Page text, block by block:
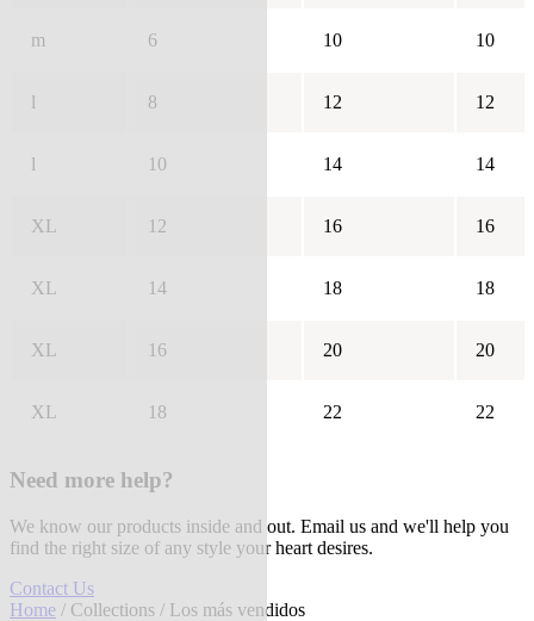
m 6 10 10
l 8 12 12
l 10 14 14
XL 12 16 16
XL 14 18 18
XL 16 20 20
XL 18 22 22
Need more help?
We know our products inside and out. Email us and we'll help you
find the right size of any style your heart desires.
Contact Us
Home / Collections / Los más vendidos